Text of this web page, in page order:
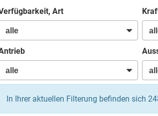
Art
In Ihrer aktuellen Filterung befinden sich